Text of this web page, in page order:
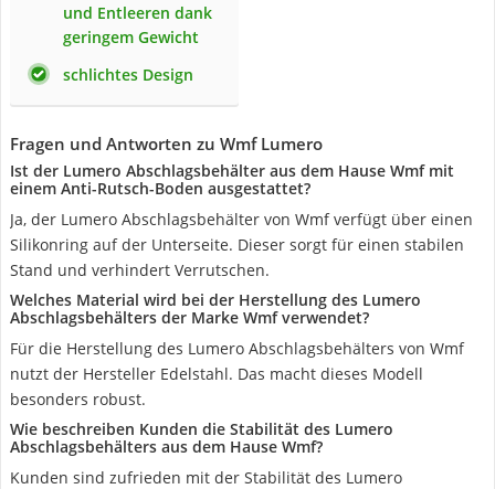
und Entleeren dank
geringem Gewicht
schlichtes Design
Fragen und Antworten zu Wmf Lumero
Ist der Lumero Abschlagsbehälter aus dem Hause Wmf mit
einem Anti-Rutsch-Boden ausgestattet?
Ja, der Lumero Abschlagsbehälter von Wmf verfügt über einen
Silikonring auf der Unterseite. Dieser sorgt für einen stabilen
Stand und verhindert Verrutschen.
Welches Material wird bei der Herstellung des Lumero
Abschlagsbehälters der Marke Wmf verwendet?
Für die Herstellung des Lumero Abschlagsbehälters von Wmf
nutzt der Hersteller Edelstahl. Das macht dieses Modell
besonders robust.
Wie beschreiben Kunden die Stabilität des Lumero
Abschlagsbehälters aus dem Hause Wmf?
Kunden sind zufrieden mit der Stabilität des Lumero